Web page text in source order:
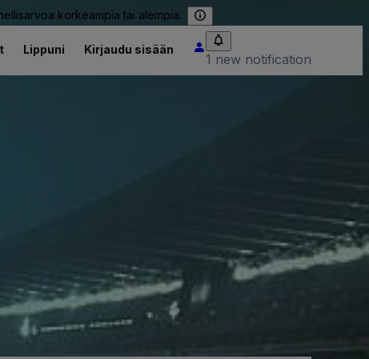
korkeampia tai alempia.
Lippuni Kirjaudu sisään
1 new notification